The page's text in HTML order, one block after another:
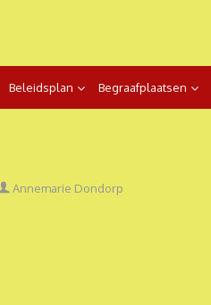
Beleidsplan Begraafplaatsen
Auteur
Annemarie Dondorp